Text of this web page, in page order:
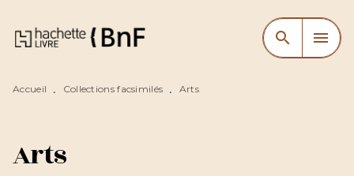
MENU RECHERCHE
CONTENU
search menu
Accueil • Collections facsimilés • Arts
Arts